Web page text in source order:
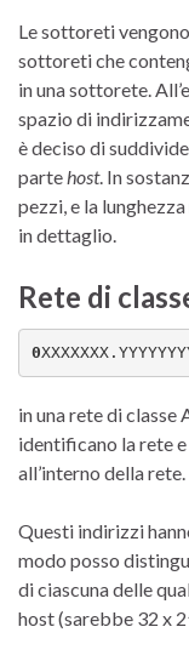
Le sottoreti
sottoreti che
in una sottorete.
spazio di
è deciso di
partehost. In
pezzi, e la
in dettaglio.
Rete di
0
in una rete di classe
identificano la rete
all’interno della rete.
Questi indirizzi
modo posso
di ciascuna delle
host (sarebbe 32 x